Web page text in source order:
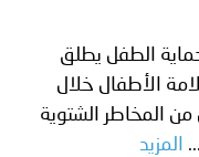
الطفل يطلق
2025 لتعزيز سلامة الأطفال خلال
من المخاطر الشتوية
المزيد